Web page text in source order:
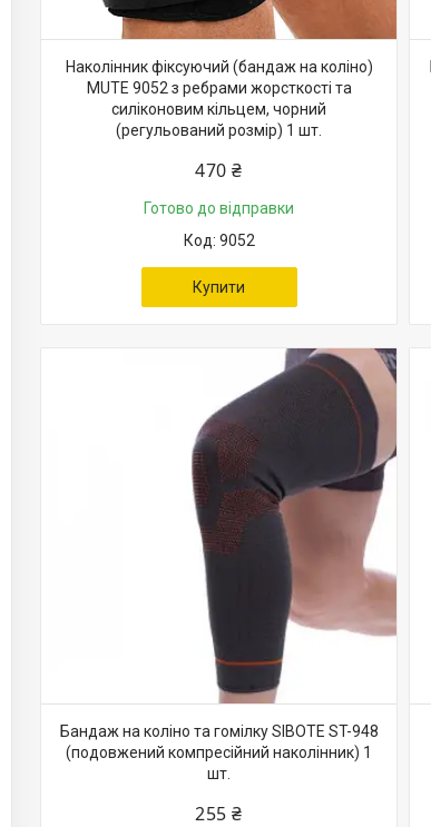
Наколінник фіксуючий (бандаж на коліно)
MUTE 9052 з ребрами жорсткості та
силіконовим кільцем, чорний
(регульований розмір) 1 шт.
470 ₴
Готово до відправки
9052
Купити
Бандаж на коліно та гомілку SIBOTE ST-948
(подовжений компресійний наколінник) 1
шт.
255 ₴